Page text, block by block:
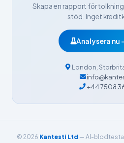
Skapa en rapport för
stöd. Inget
Analysera nu
London
+44 7508
© 2026 Kantesti Ltd — AI-
简体中文
فارسی
Български